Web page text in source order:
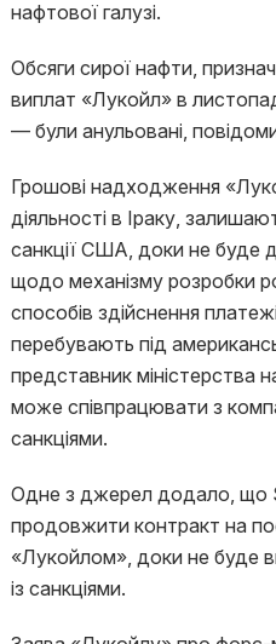
нафтової галузі.
Обсяги сирої нафти,
виплат «Лукойл» в
— були анульовані,
Грошові надходження
діяльності в Іраку,
санкції США, доки не буде
щодо механізму розробки
способів здійснення
перебувають під
представник міністерства
може співпрацювати з
санкціями.
Одне з джерел додало, що
продовжити контракт на
«Лукойлом», доки не буде
із санкціями.